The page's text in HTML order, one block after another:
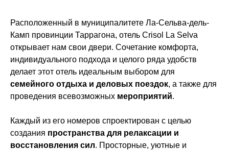
Расположенный в муниципалитете Ла-Сельва-дель-
Камп провинции Таррагона, отель Crisol La Selva
открывает нам свои двери. Сочетание комфорта,
индивидуального подхода и целого ряда удобств
делает этот отель идеальным выбором для
семейного отдыха и деловых поездок, а также для
проведения всевозможных мероприятий.
Каждый из его номеров спроектирован с целью
создания пространства для релаксации и
восстановления сил. Просторные, уютные и